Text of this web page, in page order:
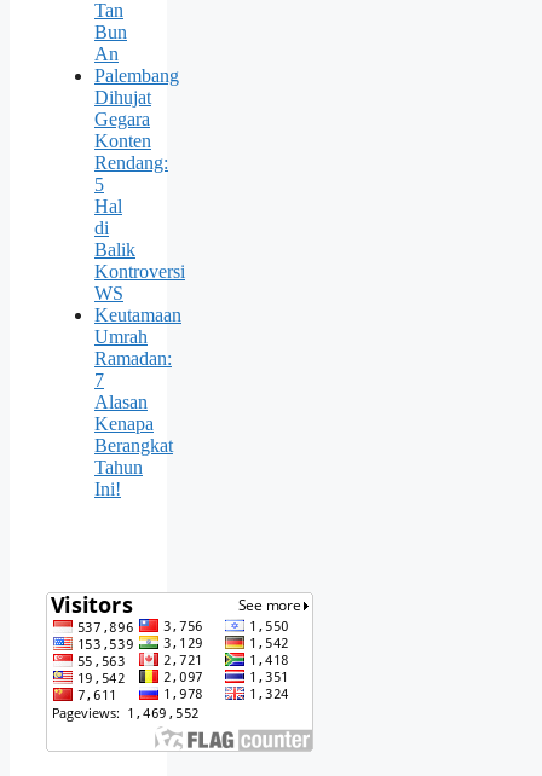
Tan
Bun
An
Palembang
Dihujat
Gegara
Konten
Rendang:
5
Hal
di
Balik
Kontroversi
WS
Keutamaan
Umrah
Ramadan:
7
Alasan
Kenapa
Berangkat
Tahun
Ini!